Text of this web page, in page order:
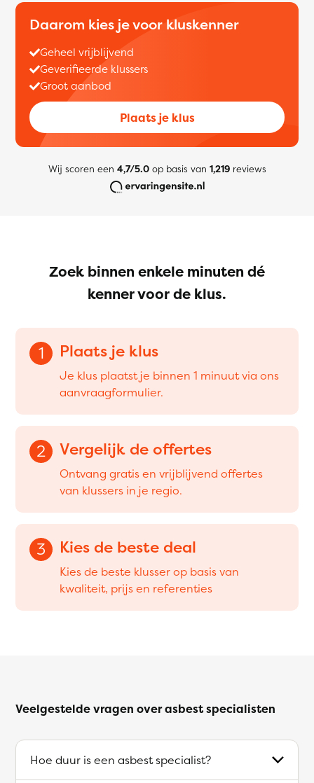
Daarom kies je voor kluskenner
Geheel vrijblijvend
Geverifieerde klussers
Groot aanbod
Plaats je klus
Wij scoren een 4,7/5.0op basis van 1,219reviews
Zoek binnen enkele minuten dé
kenner voor de klus.
1 Plaats je klus
Je klus plaatst je binnen 1 minuut via ons
aanvraagformulier.
2 Vergelijk de offertes
Ontvang gratis en vrijblijvend offertes
van klussers in je regio.
3 Kies de beste deal
Kies de beste klusser op basis van
kwaliteit, prijs en referenties
Veelgestelde vragen over asbest specialisten
Hoe duur is een asbest specialist?